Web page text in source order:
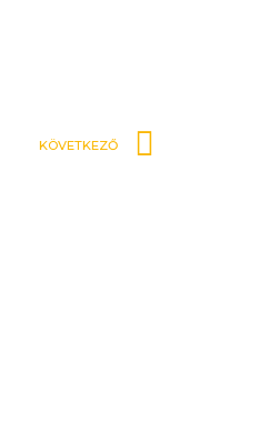
KÖVETKEZŐ